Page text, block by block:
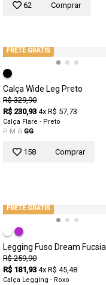
62 Comprar
FRETE GRÁTIS
Calça Wide Leg Preto
R$ 329,90
R$ 230,93 4x R$ 57,73
Calça Flare - Preto
P M G GG
158 Comprar
FRETE GRÁTIS
Legging Fuso Dream Fucsia
R$ 259,90
R$ 181,93 4x R$ 45,48
Calça Legging - Roxo